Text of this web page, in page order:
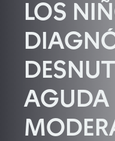
LOS
AGUDA